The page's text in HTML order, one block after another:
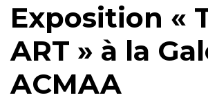
Exposition «
ART » à la
ACMAA